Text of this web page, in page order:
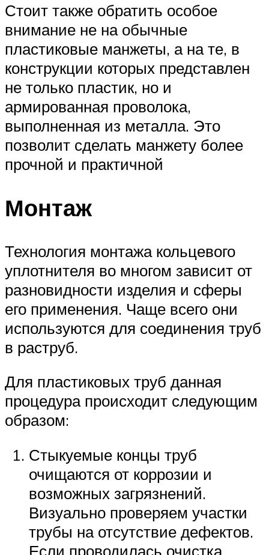
Стоит также обратить особое
внимание не на обычные
пластиковые манжеты, а на те, в
конструкции которых представлен
не только пластик, но и
армированная проволока,
выполненная из металла. Это
позволит сделать манжету более
прочной и практичной
Монтаж
Технология монтажа кольцевого
уплотнителя во многом зависит от
разновидности изделия и сферы
его применения. Чаще всего они
используются для соединения труб
в раструб.
Для пластиковых труб данная
процедура происходит следующим
образом:
Стыкуемые концы труб
очищаются от коррозии и
возможных загрязнений.
Визуально проверяем участки
трубы на отсутствие дефектов.
Если проводилась очистка